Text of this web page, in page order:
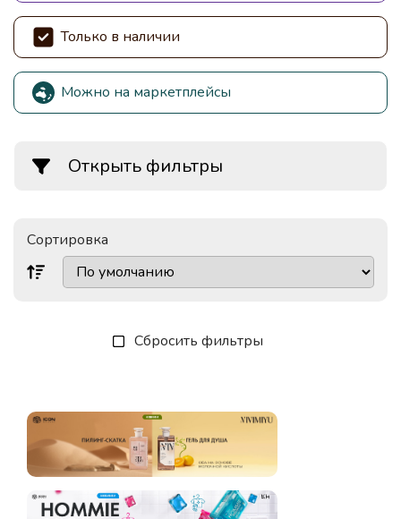
Только в наличии
Можно на маркетплейсы
Открыть фильтры
Сортировка
Сбросить фильтры